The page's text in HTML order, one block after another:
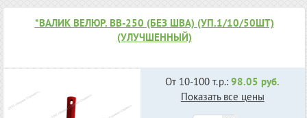
*ВАЛИК ВЕЛЮР. ВВ-250 (БЕЗ ШВА) (УП.1/10/50ШТ)
(УЛУЧШЕННЫЙ)
От 10-100 т.р.:98.05 руб.
Показать все цены